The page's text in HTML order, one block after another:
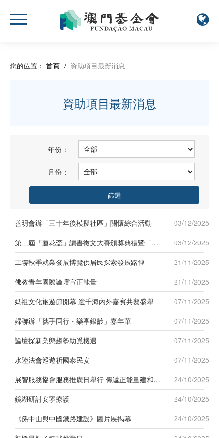
您的位置： 首頁 / 資助項目最新消息
資助項目最新消息
年份：
月份：
篩選
善明會辦「三十年後模擬社區」關懷綜合活動
03/12/2025
第二屆「蓮花盃」讀書徵文大賽頒獎典禮暨「名家講壇」圓滿舉行
03/12/2025
工聯秋季就業發展博覽供居民探索發展路徑
21/11/2025
佛教青年國際論壇宣正能量
21/11/2025
媽祖文化旅遊節開幕 逾千海內外嘉賓共襄盛舉
07/11/2025
婦聯辦「攜手同行・樂享銀齡」嘉年華
07/11/2025
論壇探新業態趨勢助覓機遇
07/11/2025
水陸法會巡遊祈國泰民安
07/11/2025
展智服務協會服務推廣日舉行 傳遞正能量建和諧社區
24/10/2025
鏡湖研討安寧療護
24/10/2025
《孫中山與中國鐵路建設》圖片展揭幕
24/10/2025